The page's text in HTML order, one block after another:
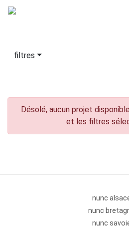
filtres
Désolé, aucun projet
et les filtres
nunc
nunc
nunc